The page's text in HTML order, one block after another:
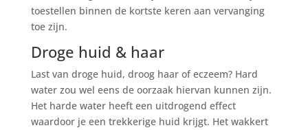
toestellen binnen de kortste keren aan vervanging
toe zijn.
Droge huid & haar
Last van droge huid, droog haar of eczeem? Hard
water zou wel eens de oorzaak hiervan kunnen zijn.
Het harde water heeft een uitdrogend effect
waardoor je een trekkerige huid krijgt. Het wakkert